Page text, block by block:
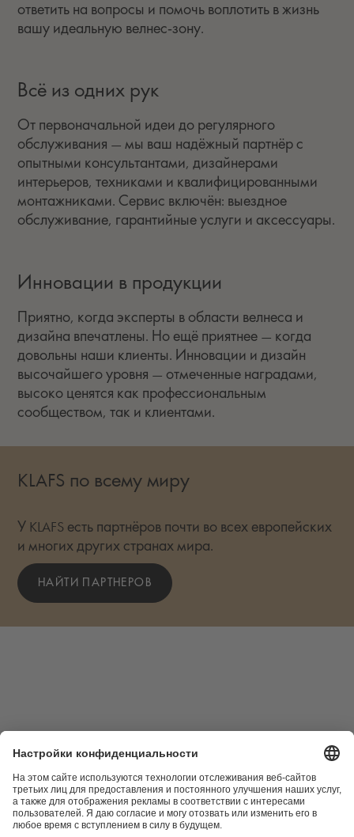
ответить на вопросы и помочь воплотить в жизнь
вашу идеальную велнес‑зону.
Всё из одних рук
От первоначальной идеи до регулярного
обслуживания — мы ваш надёжный партнёр с
опытными консультантами, дизайнерами
интерьеров, техниками и квалифицированными
монтажниками. Сервис включён: выездное
обслуживание, гарантийные услуги и аксессуары.
Инновации в продукции
Приятно, когда эксперты в области велнеса и
дизайна впечатлены. Но ещё приятнее — когда
довольны наши клиенты. Инновации и дизайн
высочайшего уровня — отмеченные наградами,
высоко ценятся как профессиональным
сообществом, так и клиентами.
KLAFS по всему миру
У KLAFS есть партнёров почти во всех европейских
и многих других странах мира.
НАЙТИ ПАРТНЕРОВ
Социальные сети
KLAFS в Instagram
KLAFS в Youtube
KLAFS в Pinterest
KLAFS в Facebook